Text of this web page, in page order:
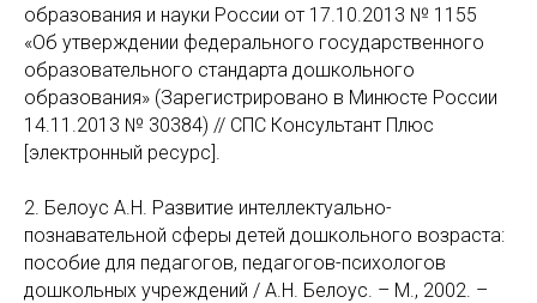
образования и науки России от 17.10.2013 № 1155
«Об утверждении федерального государственного
образовательного стандарта дошкольного
образования» (Зарегистрировано в Минюсте России
14.11.2013 № 30384) // СПС Консультант Плюс
[электронный ресурс].
2. Белоус А.Н. Развитие интеллектуально-
познавательной сферы детей дошкольного возраста:
пособие для педагогов, педагогов-психологов
дошкольных учреждений / А.Н. Белоус. – М., 2002. –